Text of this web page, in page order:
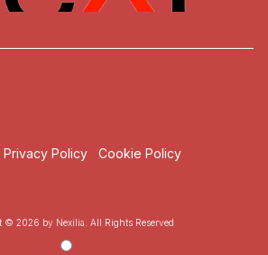
Privacy Policy
Cookie Policy
© 2026 by Nexilia. All Rights Reserved